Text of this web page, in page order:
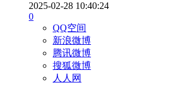
2025-02-28 10:40:24
0
QQ空间
新浪微博
腾讯微博
搜狐微博
人人网